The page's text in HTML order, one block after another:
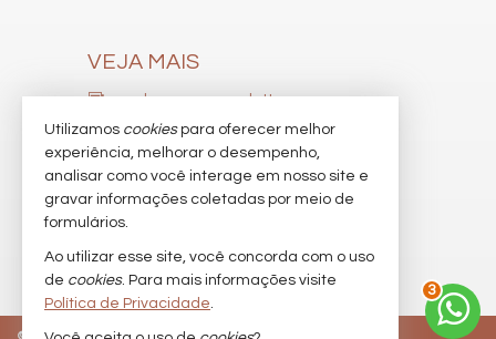
VEJA MAIS
receba nosso newsletter
indicadores financeiros
cadastre seu imóvel
imóveis favoritos
mapa de imóveis
© 2026 CRECI/SC 9537-J Política de Privacidade
3
Utilizamos cookiespara oferecer melhor
experiência, melhorar o desempenho,
analisar como você interage em nosso site e
gravar informações coletadas por meio de
formulários.
Ao utilizar esse site, você concorda com o uso
de cookies. Para mais informações visite
Política de Privacidade.